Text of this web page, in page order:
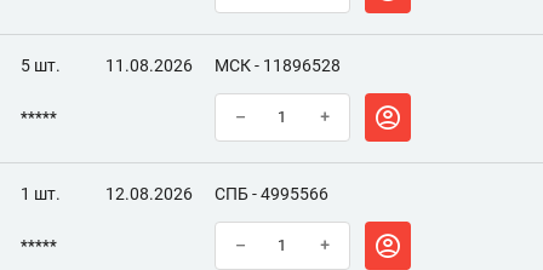
5 шт. 11.08.2026 МСК - 11896528
***** – +
1 шт. 12.08.2026 СПБ - 4995566
***** – +